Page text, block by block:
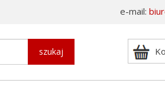
e-mail:
szukaj